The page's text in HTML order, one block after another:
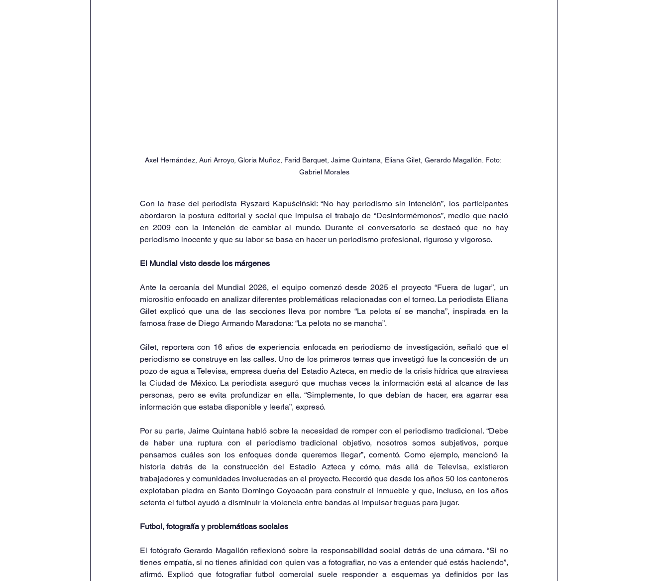
Axel Hernández, Auri Arroyo, Gloria Muñoz, Farid Barquet, Jaime Quintana, Eliana Gilet, Gerardo Magallón. Foto:
Gabriel Morales
Con la frase del periodista Ryszard Kapuściński: “No hay periodismo sin intención”, los participantes
abordaron la postura editorial y social que impulsa el trabajo de “Desinformémonos”, medio que nació
en 2009 con la intención de cambiar al mundo. Durante el conversatorio se destacó que no hay
periodismo inocente y que su labor se basa en hacer un periodismo profesional, riguroso y vigoroso.
El Mundial visto desde los márgenes
Ante la cercanía del Mundial 2026, el equipo comenzó desde 2025 el proyecto “Fuera de lugar”, un
micrositio enfocado en analizar diferentes problemáticas relacionadas con el torneo. La periodista Eliana
Gilet explicó que una de las secciones lleva por nombre “La pelota sí se mancha”, inspirada en la
famosa frase de Diego Armando Maradona: “La pelota no se mancha”.
Gilet, reportera con 16 años de experiencia enfocada en periodismo de investigación, señaló que el
periodismo se construye en las calles. Uno de los primeros temas que investigó fue la concesión de un
pozo de agua a Televisa, empresa dueña del Estadio Azteca, en medio de la crisis hídrica que atraviesa
la Ciudad de México. La periodista aseguró que muchas veces la información está al alcance de las
personas, pero se evita profundizar en ella. “Simplemente, lo que debían de hacer, era agarrar esa
información que estaba disponible y leerla”, expresó.
Por su parte, Jaime Quintana habló sobre la necesidad de romper con el periodismo tradicional. “Debe
de haber una ruptura con el periodismo tradicional objetivo, nosotros somos subjetivos, porque
pensamos cuáles son los enfoques donde queremos llegar”, comentó. Como ejemplo, mencionó la
historia detrás de la construcción del Estadio Azteca y cómo, más allá de Televisa, existieron
trabajadores y comunidades involucradas en el proyecto. Recordó que desde los años 50 los cantoneros
explotaban piedra en Santo Domingo Coyoacán para construir el inmueble y que, incluso, en los años
setenta el futbol ayudó a disminuir la violencia entre bandas al impulsar treguas para jugar.
Futbol, fotografía y problemáticas sociales
El fotógrafo Gerardo Magallón reflexionó sobre la responsabilidad social detrás de una cámara. “Si no
tienes empatía, si no tienes afinidad con quien vas a fotografiar, no vas a entender qué estás haciendo”,
afirmó. Explicó que fotografiar futbol comercial suele responder a esquemas ya definidos por las